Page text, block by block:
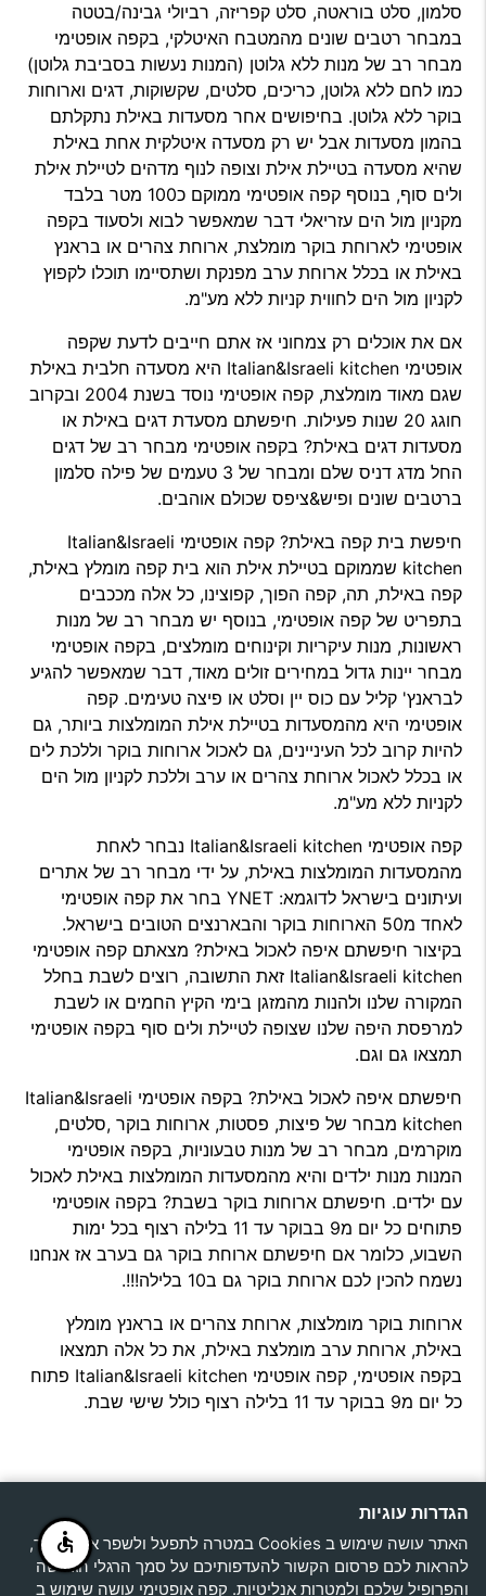
הגדרות עוגיות
האתר עושה שימוש ב Cookies במטרה לתפעל ולשפר את האתר,
להראות לכם פרסום הקשור להעדפותיכם על סמך הרגלי הגלישה
והפרופיל שלכם ולמטרות אנליטיות. קפה אופטימי עושה שימוש ב
סלמון, סלט בוראטה, סלט קפריזה, רביולי גבינה/בטטה
במבחר רטבים שונים מהמטבח האיטלקי, בקפה אופטימי
מבחר רב של מנות ללא גלוטן (המנות נעשות בסביבת גלוטן)
כמו לחם ללא גלוטן, כריכים, סלטים, שקשוקות, דגים וארוחות
בוקר ללא גלוטן. בחיפושים אחר מסעדות באילת נתקלתם
בהמון מסעדות אבל יש רק מסעדה איטלקית אחת באילת
שהיא מסעדה בטיילת אילת וצופה לנוף מדהים לטיילת אילת
ולים סוף, בנוסף קפה אופטימי ממוקם כ100 מטר בלבד
מקניון מול הים עזריאלי דבר שמאפשר לבוא ולסעוד בקפה
אופטימי לארוחת בוקר מומלצת, ארוחת צהרים או בראנץ
באילת או בכלל ארוחת ערב מפנקת ושתסיימו תוכלו לקפוץ
לקניון מול הים לחווית קניות ללא מע"מ.
אם את אוכלים רק צמחוני אז אתם חייבים לדעת שקפה
אופטימי Italian&Israeli kitchen היא מסעדה חלבית באילת
שגם מאוד מומלצת, קפה אופטימי נוסד בשנת 2004 ובקרוב
חוגג 20 שנות פעילות. חיפשתם מסעדת דגים באילת או
מסעדות דגים באילת? בקפה אופטימי מבחר רב של דגים
החל מדג דניס שלם ומבחר של 3 טעמים של פילה סלמון
ברטבים שונים ופיש&ציפס שכולם אוהבים.
חיפשת בית קפה באילת? קפה אופטימי Italian&Israeli
kitchen שממוקם בטיילת אילת הוא בית קפה מומלץ באילת,
קפה באילת, תה, קפה הפוך, קפוצינו, כל אלה מככבים
בתפריט של קפה אופטימי, בנוסף יש מבחר רב של מנות
ראשונות, מנות עיקריות וקינוחים מומלצים, בקפה אופטימי
מבחר יינות גדול במחירים זולים מאוד, דבר שמאפשר להגיע
לבראנץ' קליל עם כוס יין וסלט או פיצה טעימים. קפה
אופטימי היא מהמסעדות בטיילת אילת המומלצות ביותר, גם
להיות קרוב לכל העיניינים, גם לאכול ארוחות בוקר וללכת לים
או בכלל לאכול ארוחת צהרים או ערב וללכת לקניון מול הים
לקניות ללא מע"מ.
קפה אופטימי Italian&Israeli kitchen נבחר לאחת
מהמסעדות המומלצות באילת, על ידי מבחר רב של אתרים
ועיתונים בישראל לדוגמא: YNET בחר את קפה אופטימי
לאחד מ50 הארוחות בוקר והבארנצים הטובים בישראל.
בקיצור חיפשתם איפה לאכול באילת? מצאתם קפה אופטימי
Italian&Israeli kitchen זאת התשובה, רוצים לשבת בחלל
המקורה שלנו ולהנות מהמזגן בימי הקיץ החמים או לשבת
למרפסת היפה שלנו שצופה לטיילת ולים סוף בקפה אופטימי
תמצאו גם וגם.
חיפשתם איפה לאכול באילת? בקפה אופטימי Italian&Israeli
kitchen מבחר של פיצות, פסטות, ארוחות בוקר ,סלטים,
מוקרמים, מבחר רב של מנות טבעוניות, בקפה אופטימי
המנות מנות ילדים והיא מהמסעדות המומלצות באילת לאכול
עם ילדים. חיפשתם ארוחות בוקר בשבת? בקפה אופטימי
פתוחים כל יום מ9 בבוקר עד 11 בלילה רצוף בכל ימות
השבוע, כלומר אם חיפשתם ארוחת בוקר גם בערב אז אנחנו
נשמח להכין לכם ארוחת בוקר גם ב10 בלילה!!!.
ארוחות בוקר מומלצות, ארוחת צהרים או בראנץ מומלץ
באילת, ארוחת ערב מומלצת באילת, את כל אלה תמצאו
בקפה אופטימי, קפה אופטימי Italian&Israeli kitchen פתוח
כל יום מ9 בבוקר עד 11 בלילה רצוף כולל שישי שבת.
הצהרת
נגישות
location_on
אילת,
טיילת
מול
הים